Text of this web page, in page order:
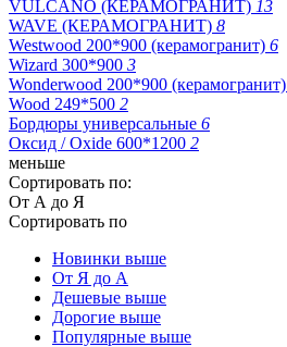
VULCANO (КЕРАМОГРАНИТ) 13
WAVE (КЕРАМОГРАНИТ) 8
Westwood 200*900 (керамогранит) 6
Wizard 300*900 3
Wonderwood 200*900 (керамогранит)
Wood 249*500 2
Бордюры универсальные 6
Оксид / Oxide 600*1200 2
меньше
Сортировать по:
От А до Я
Сортировать по
Новинки выше
От Я до А
Дешевые выше
Дорогие выше
Популярные выше